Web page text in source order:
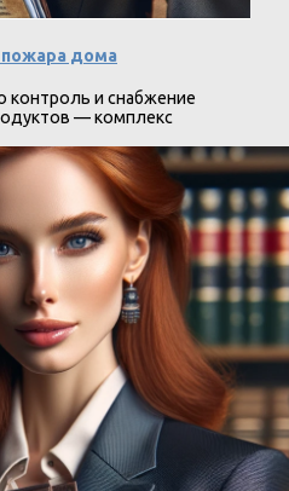
пожара дома
контроль и снабжение
— комплекс